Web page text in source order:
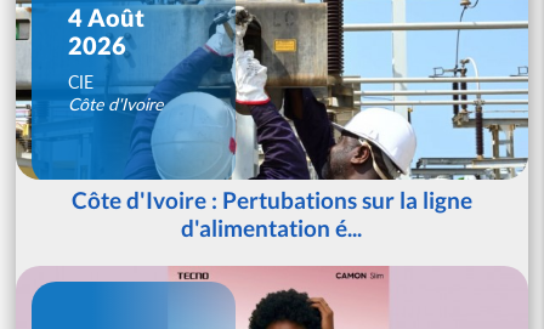
4 Août
2026
CIE
Côte d'Ivoire
Côte d'Ivoire : Pertubations sur la ligne
d'alimentation é...